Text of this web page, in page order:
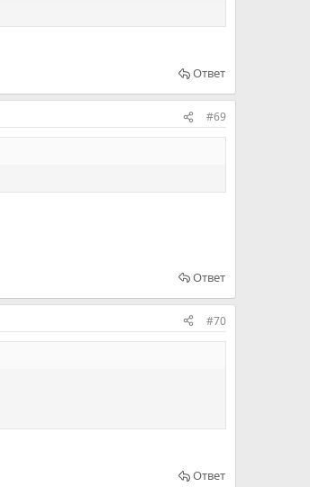
Ответ
#69
Ответ
#70
Ответ